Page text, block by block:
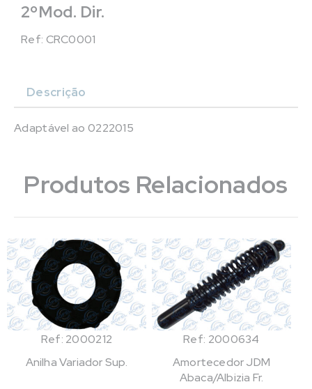
2ºMod. Dir.
Ref: CRC0001
Descrição
Adaptável ao 0222015
Produtos Relacionados
Ref: 2000212
Anilha Variador Sup.
Ref: 2000634
Amortecedor JDM
Abaca/Albizia Fr.